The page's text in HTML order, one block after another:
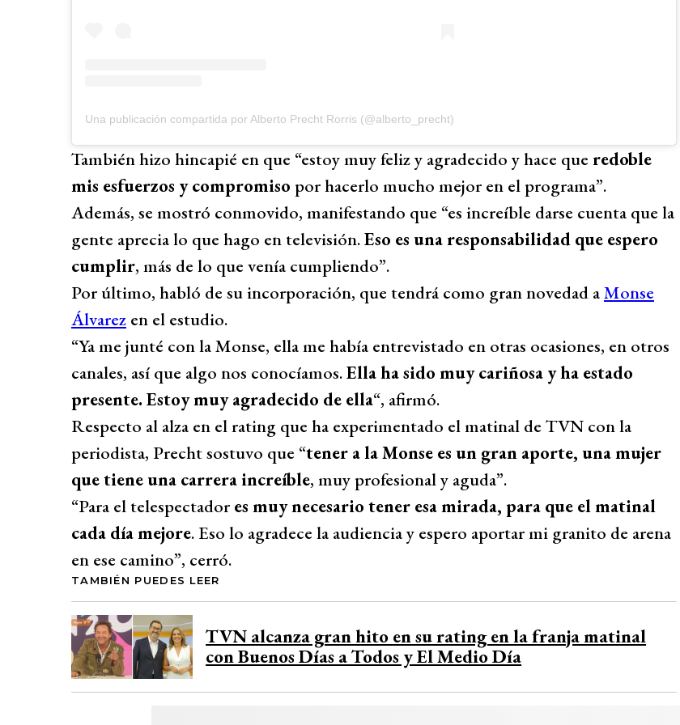
Una publicación compartida por Alberto Precht Rorris (@alberto_precht)
También hizo hincapié en que “estoy muy feliz y agradecido y hace que redoble
mis esfuerzos y compromiso por hacerlo mucho mejor en el programa”.
Además, se mostró conmovido, manifestando que “es increíble darse cuenta que la
gente aprecia lo que hago en televisión.Eso es una responsabilidad que espero
cumplir, más de lo que venía cumpliendo”.
Por último, habló de su incorporación, que tendrá como gran novedad aMonse
Álvarez en el estudio.
“Ya me junté con la Monse, ella me había entrevistado en otras ocasiones, en otros
canales, así que algo nos conocíamos.Ella ha sido muy cariñosa y ha estado
presente. Estoy muy agradecido de ella“, afirmó.
Respecto al alza en el rating que ha experimentado el matinal de TVN con la
periodista, Precht sostuvo que “tener a la Monse es un gran aporte, una mujer
que tiene una carrera increíble, muy profesional y aguda”.
“Para el telespectador es muy necesario tener esa mirada, para que el matinal
cada día mejore. Eso lo agradece la audiencia y espero aportar mi granito de arena
en ese camino”, cerró.
TAMBIÉN PUEDES LEER
TVN alcanza gran hito en su rating en la franja matinal
con Buenos Días a Todos y El Medio Día